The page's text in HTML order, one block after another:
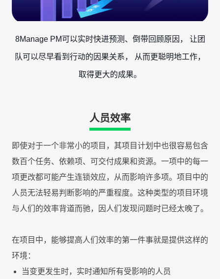
8Manage PM可以实时快进预测、倒带回顾原因， 让团
队可以尽早看到行动的因果关系， 从而更聪明地工作，
取得更大的成果。
人员效率
即使对于一个非常小的项目，其项目计划中也很容易包含
数百个任务、依赖项、可交付成果和资源。一项中的每一
项更改都可能产生连锁效应，从而影响许多项。项目中的
人员无法轻易判断影响的严重程度。这种类型的项目环境
与人们的效率背道而驰，因人们发现问题时已经太晚了。
在项目中，能够提高人们效率的第一件事就是提供这样的
环境：
当变更发生时，实时通知所有受影响的人员